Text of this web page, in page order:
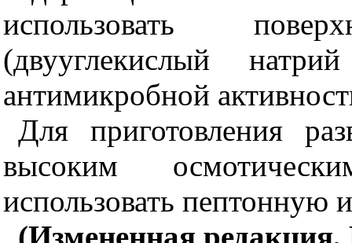
использовать
(двууглекислый
антимикробной
Для приготовления
высоким
использовать пептонную